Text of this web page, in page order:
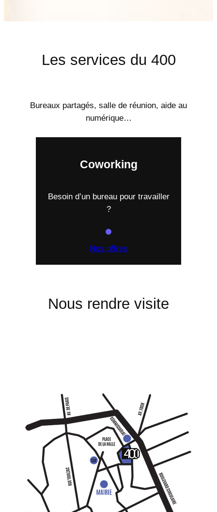
Les services du 400
Bureaux partagés, salle de réunion, aide au
numérique…
Coworking
Besoin d’un bureau pour travailler
?
Nos offres
Nous rendre visite